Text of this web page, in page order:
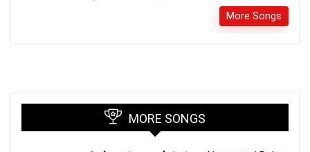
More Songs
MORE SONGS